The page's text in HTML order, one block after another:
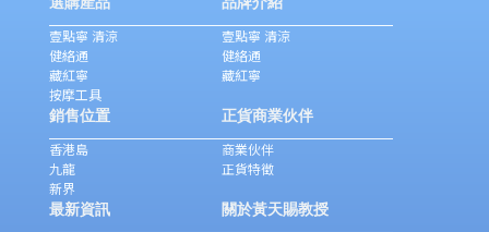
壹點寧 清涼
健絡通
藏紅寧
按摩工具
壹點寧 清涼
健絡通
藏紅寧
銷售位置
香港島
九龍
新界
正貨商業伙伴
商業伙伴
正貨特徵
最新資訊 關於黃天賜教授